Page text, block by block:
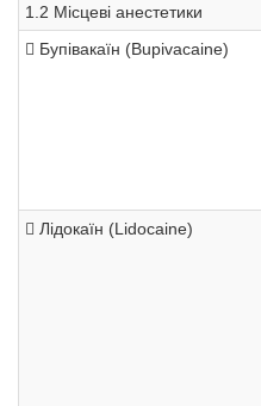
1.2 Місцеві анестетики
 Бупівакаїн (Bupivacaine)
 Лідокаїн (Lidocaine)